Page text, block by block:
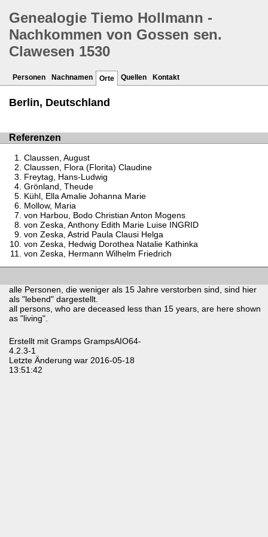
Genealogie Tiemo Hollmann -
Nachkommen von Gossen sen.
Clawesen 1530
Personen Nachnamen Orte Quellen Kontakt
Berlin, Deutschland
Referenzen
Claussen, August
Claussen, Flora (Florita) Claudine
Freytag, Hans-Ludwig
Grönland, Theude
Kühl, Ella Amalie Johanna Marie
Mollow, Maria
von Harbou, Bodo Christian Anton Mogens
von Zeska, Anthony Edith Marie Luise INGRID
von Zeska, Astrid Paula Clausi Helga
von Zeska, Hedwig Dorothea Natalie Kathinka
von Zeska, Hermann Wilhelm Friedrich
alle Personen, die weniger als 15 Jahre verstorben sind, sind hier
als "lebend" dargestellt.
all persons, who are deceased less than 15 years, are here shown
as "living".
Erstellt mit Gramps GrampsAIO64-
4.2.3-1
Letzte Änderung war 2016-05-18
13:51:42